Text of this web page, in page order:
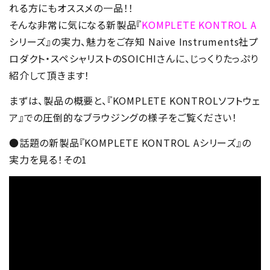
れる方にもオススメの一品！！
そんな非常に気になる新製品『KOMPLETE KONTROL A
シリーズ』の実力、魅力をご存知 Naive Instruments社プ
ロダクト・スペシャリストのSOICHIさんに、じっくりたっぷり
紹介して頂きます！
まずは、製品の概要と、『KOMPLETE KONTROLソフトウェ
ア』での圧倒的なブラウジングの様子をご覧ください！
●話題の新製品『KOMPLETE KONTROL Aシリーズ』の
実力を見る！その1